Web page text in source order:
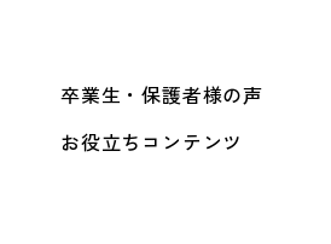
卒業生・保護者様の声
お役立ちコンテンツ